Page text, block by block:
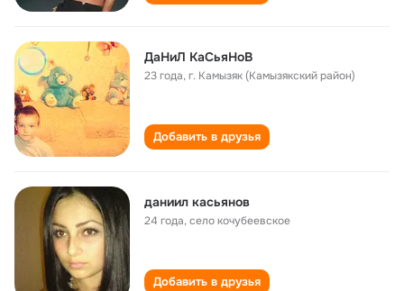
ДаНиЛ КаСьяНоВ
23 года,г. Камызяк (Камызякский район)
Добавить в друзья
даниил касьянов
24 года,село кочубеевское
Добавить в друзья